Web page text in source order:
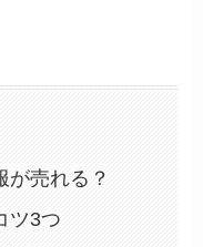
が売れる？
ツ3つ